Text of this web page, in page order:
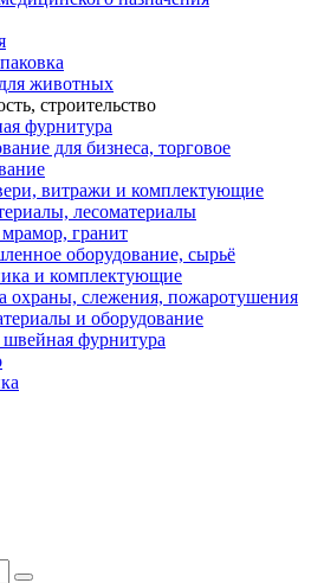
животных
строительство
фурнитура
для бизнеса, торговое
витражи и комплектующие
лесоматериалы
гранит
оборудование, сырьё
и комплектующие
охраны, слежения, пожаротушения
и оборудование
фурнитура